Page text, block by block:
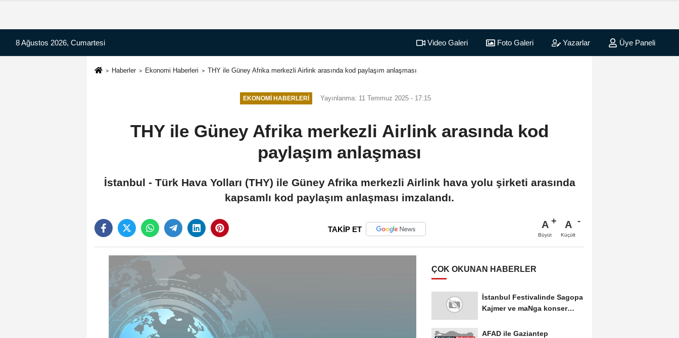
8 Ağustos 2026, Cumartesi Video Galeri Foto Galeri Yazarlar Üye Paneli
Haberler Ekonomi Haberleri THY ile Güney Afrika merkezli Airlink arasında kod paylaşım anlaşması
EKONOMI HABERLERI Yayınlanma: 11 Temmuz 2025 - 17:15
THY ile Güney Afrika merkezli Airlink arasında kod
paylaşım anlaşması
İstanbul - Türk Hava Yolları (THY) ile Güney Afrika merkezli Airlink hava yolu şirketi arasında
kapsamlı kod paylaşım anlaşması imzalandı.
TAKİP ET A
Büyüt
A
Küçült
ÇOK OKUNAN HABERLER
İstanbul Festivalinde Sagopa
Kajmer ve maNga konser
AFAD ile Gaziantep